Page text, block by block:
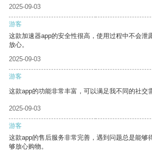
2025-09-03
游客
这款加速器app的安全性很高，使用过程中不会泄
放心。
2025-09-03
游客
这款app的功能非常丰富，可以满足我不同的社交
2025-09-03
游客
这款app的售后服务非常完善，遇到问题总是能够
够放心购物。